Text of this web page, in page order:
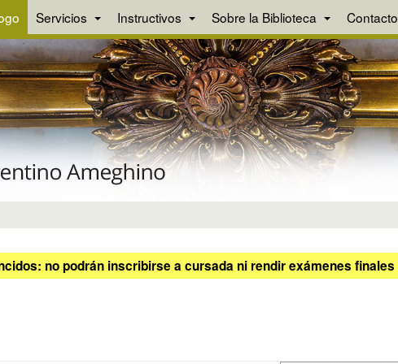
Servicios Instructivos Sobre la Biblioteca Contacto
no podrán inscribirse a cursada ni rendir exámenes finales